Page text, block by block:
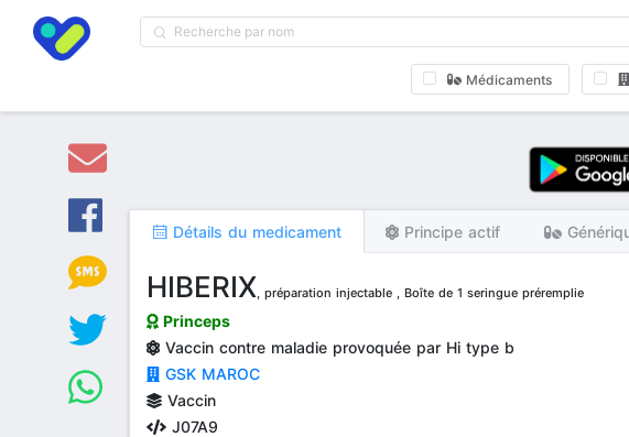
Médicaments
Détails du medicament Principe actif
HIBERIX, préparation injectable , Boîte de 1 seringue préremplie
Princeps
Vaccin contre maladie provoquée par Hi type b
GSK MAROC
Vaccin
J07A9